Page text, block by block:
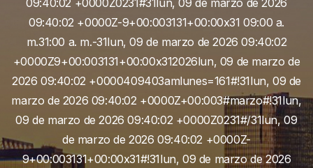
09:40:02 +0000Z-9+00:003131+00:00x31 09:00 a.
m.31:00 a. m.-31lun, 09 de marzo de 2026 09:40:02
+0000Z9+00:003131+00:00x312026lun, 09 de marzo de
2026 09:40:02 +0000409403amlunes=161#!31lun, 09 de
marzo de 2026 09:40:02 +0000Z+00:003#marzo#!31lun,
09 de marzo de 2026 09:40:02 +0000Z0231#/31lun, 09
de marzo de 2026 09:40:02 +0000Z-
9+00:003131+00:00x31#!31lun, 09 de marzo de 2026